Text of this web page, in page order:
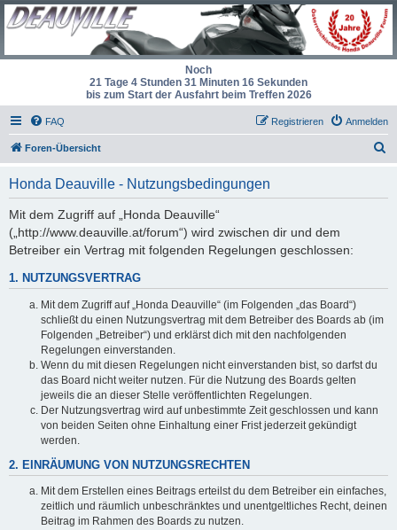
Noch
21 Tage 4 Stunden 31 Minuten 16 Sekunden
bis zum Start der Ausfahrt beim Treffen 2026
FAQ Anmelden
Registrieren
Foren-Übersicht
Honda Deauville - Nutzungsbedingungen
Mit dem Zugriff auf „Honda Deauville“
(„http://www.deauville.at/forum“) wird zwischen dir und dem
Betreiber ein Vertrag mit folgenden Regelungen geschlossen:
1. NUTZUNGSVERTRAG
Mit dem Zugriff auf „Honda Deauville“ (im Folgenden „das Board“)
schließt du einen Nutzungsvertrag mit dem Betreiber des Boards ab (im
Folgenden „Betreiber“) und erklärst dich mit den nachfolgenden
Regelungen einverstanden.
Wenn du mit diesen Regelungen nicht einverstanden bist, so darfst du
das Board nicht weiter nutzen. Für die Nutzung des Boards gelten
jeweils die an dieser Stelle veröffentlichten Regelungen.
Der Nutzungsvertrag wird auf unbestimmte Zeit geschlossen und kann
von beiden Seiten ohne Einhaltung einer Frist jederzeit gekündigt
werden.
2. EINRÄUMUNG VON NUTZUNGSRECHTEN
Mit dem Erstellen eines Beitrags erteilst du dem Betreiber ein einfaches,
zeitlich und räumlich unbeschränktes und unentgeltliches Recht, deinen
Beitrag im Rahmen des Boards zu nutzen.